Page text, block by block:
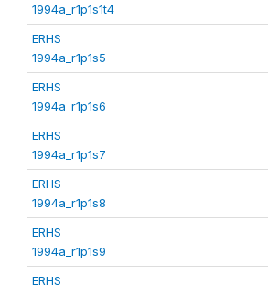
1994a_r1p1s1t4
ERHS
1994a_r1p1s5
ERHS
1994a_r1p1s6
ERHS
1994a_r1p1s7
ERHS
1994a_r1p1s8
ERHS
1994a_r1p1s9
ERHS